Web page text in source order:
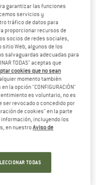
€a partir de 87,72 €
5,0
NORTHWAVE
garantizar las funciones
servicios y
tráfico de datos para
proporcionar recursos de
socios de redes sociales,
Web, algunos de los
salvaguardas adecuadas para
TODAS" aceptas que
cookies que no sean
momento también
la opción "CONFIGURACIÓN"
es voluntario, no es
ser revocado o concedido por
de cookies" en la parte
incluyendo los
en nuestroAviso de
TODAS